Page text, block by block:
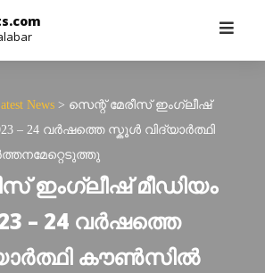
News > സെന്റ് മേരീസ് ഇംഗ്ലീഷ്
– 24 വർഷത്തെ സ്കൂൾ വിദ്യാർത്ഥി
ഇംഗ്ലീഷ് മീഡിയം
– 24 വർഷത്തെ
കൗൺസിൽ